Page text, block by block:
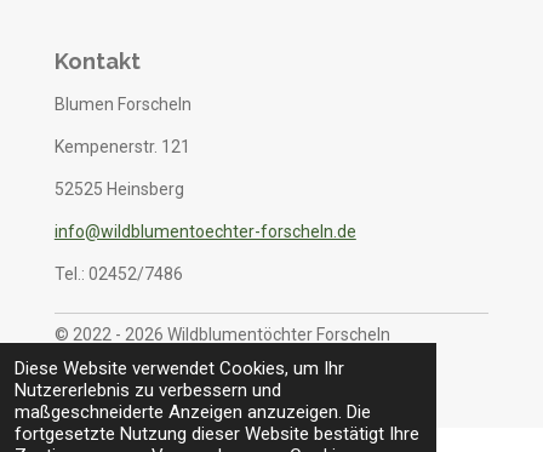
Diese Website verwendet Cookies, um Ihr
Nutzererlebnis zu verbessern und
maßgeschneiderte Anzeigen anzuzeigen. Die
fortgesetzte Nutzung dieser Website bestätigt Ihre
Kontakt
Blumen Forscheln
Kempenerstr. 121
52525 Heinsberg
info@wildblumentoechter-forscheln.de
Tel.: 02452/7486
© 2022 - 2026 Wildblumentöchter Forscheln
Mit Unterstützung vonWebador